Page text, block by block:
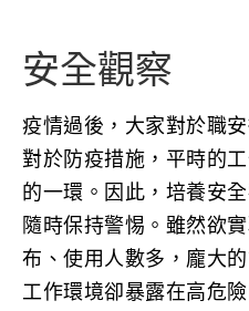
安全觀察
疫情過後，大家對於職
對於防疫措施，平時的
的一環。因此，培養安
隨時保持警惕。雖然欲
布、使用人數多，龐大
工作環境卻暴露在高危